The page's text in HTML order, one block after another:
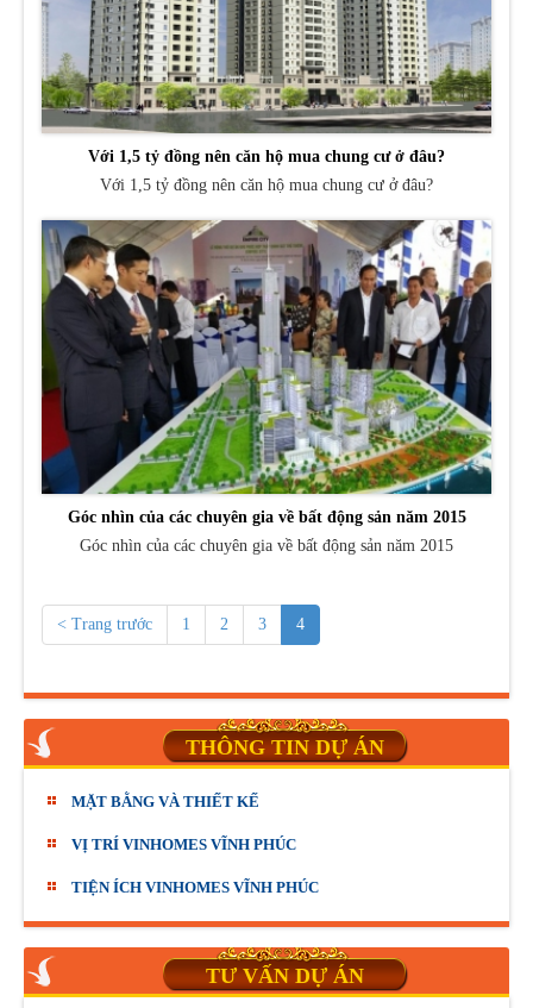
Với 1,5 tỷ đồng nên căn hộ mua chung cư ở đâu?
Với 1,5 tỷ đồng nên căn hộ mua chung cư ở đâu?
Góc nhìn của các chuyên gia về bất động sản năm 2015
Góc nhìn của các chuyên gia về bất động sản năm 2015
< Trang trước 1 2 3 4
THÔNG TIN DỰ ÁN
MẶT BẰNG VÀ THIẾT KẾ
VỊ TRÍ VINHOMES VĨNH PHÚC
TIỆN ÍCH VINHOMES VĨNH PHÚC
TƯ VẤN DỰ ÁN